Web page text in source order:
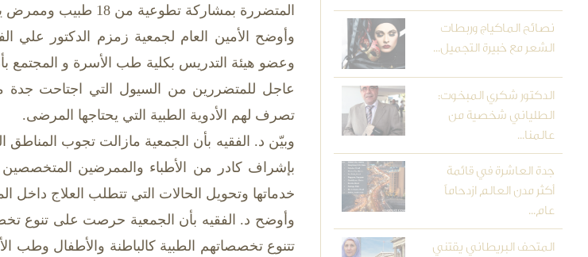
المتضررة بمشاركة تطوعية من 18 طبيب وممرض يعملون ميدانياً لخدمة جميع فئات المجتمع.
وأوضح الأمين العام لجمعية زمزم الدكتور علي
وعضو هيئة التدريس بكلية طب الأسرة و المجتمع
عاجل للمتضررين من السيول التي اجتاحت جدة
تصرف لهم الأدوية الطبية التي يحتاجها المرضى.
وبيّن د. الفقيه بأن الجمعية مازالت تجوب المناطق
بإشراف كادر من الأطباء والممرضين المتخصصين
خدماتها وتحويل الحالات التي تتطلب العلاج داخل
وأوضح د. الفقيه بأن الجمعية حرصت على تنوع
تتنوع تخصصاتهم الطبية كالباطنة والأطفال
نصائح الماكياج وربطات
الشعر مع خبيرة التجميل...
الدكتور شكري المبخوت:
الطلياني شخصية من
عالمنا...
جدة العاشرة في قائمة
أكثر مدن العالم ازدحاماً
عام...
المتحف البريطاني يقتني